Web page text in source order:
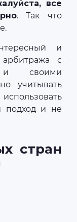
все
. Так что
и
с
и своими
учитывать
подход и не
стран